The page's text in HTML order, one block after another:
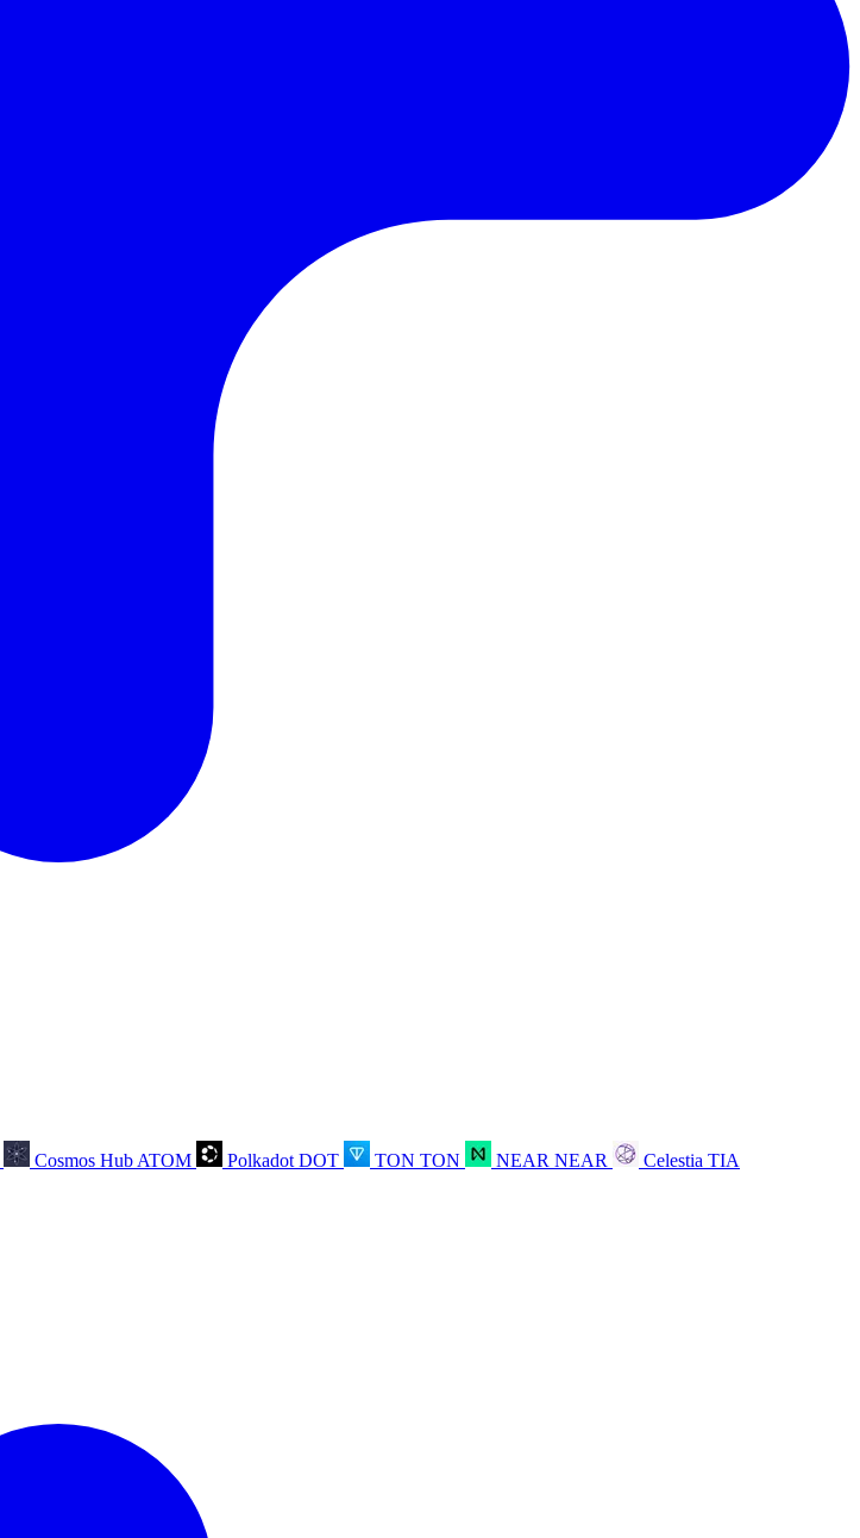
Cosmos Hub ATOM Polkadot DOT TON TON NEAR NEAR Celestia TIA